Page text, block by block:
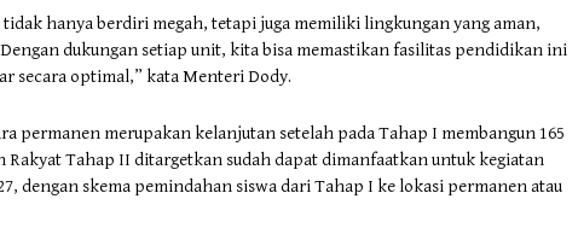
hanya berdiri megah, tetapi juga memiliki lingkungan yang aman,
dukungan setiap unit, kita bisa memastikan fasilitas pendidikan ini
secara optimal,” kata Menteri Dody.
permanen merupakan kelanjutan setelah pada Tahap I membangun 165
Rakyat Tahap II ditargetkan sudah dapat dimanfaatkan untuk kegiatan
dengan skema pemindahan siswa dari Tahap I ke lokasi permanen atau